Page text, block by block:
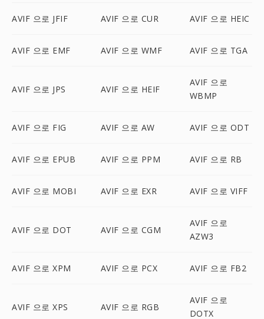
AVIF 으로 JFIF AVIF 으로 CUR AVIF 으로 HEIC
AVIF 으로 EMF AVIF 으로 WMF AVIF 으로 TGA
AVIF 으로 JPS AVIF 으로 HEIF
AVIF 으로
WBMP
AVIF 으로 FIG AVIF 으로 AW AVIF 으로 ODT
AVIF 으로 EPUB AVIF 으로 PPM AVIF 으로 RB
AVIF 으로 MOBI AVIF 으로 EXR AVIF 으로 VIFF
AVIF 으로 DOT AVIF 으로 CGM
AVIF 으로
AZW3
AVIF 으로 XPM AVIF 으로 PCX AVIF 으로 FB2
AVIF 으로 XPS AVIF 으로 RGB
AVIF 으로
DOTX